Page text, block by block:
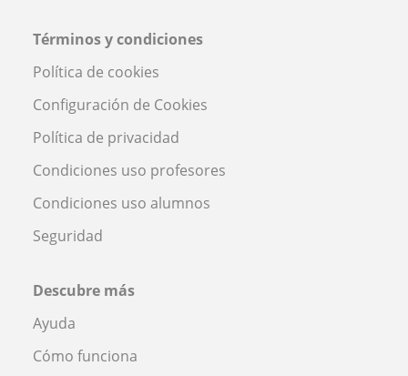
Términos y condiciones
Política de cookies
Configuración de Cookies
Política de privacidad
Condiciones uso profesores
Condiciones uso alumnos
Seguridad
Descubre más
Ayuda
Cómo funciona